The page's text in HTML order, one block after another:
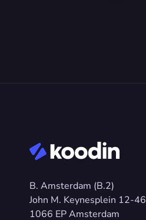
B. Amsterdam (B.2)
John M. Keynesplein 12-46
1066 EP Amsterdam